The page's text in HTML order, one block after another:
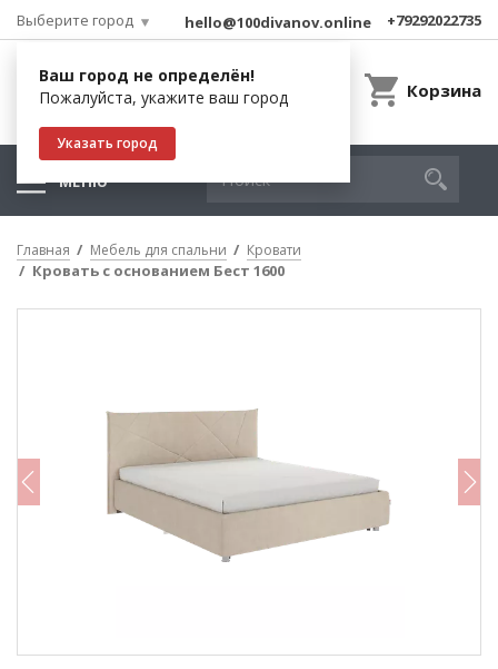
Выберите город
Ваш город не определён!
Пожалуйста, укажите ваш город
Указать город
hello@100divanov.online +79292022735
Корзина
МЕНЮ
Главная Мебель для спальни Кровати
Кровать с основанием Бест 1600